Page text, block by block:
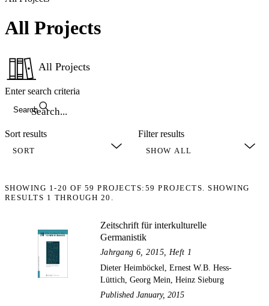
All Projects
All Projects
Search
Enter search criteria
Sort results Filter results
SHOWING 1-20 OF 59 PROJECTS: 59 PROJECTS. SHOWING
RESULTS 1 THROUGH 20.
Zeitschrift für interkulturelle
Germanistik
Jahrgang 6, 2015, Heft 1
Dieter Heimböckel, Ernest W.B. Hess-
Lüttich, Georg Mein, Heinz Sieburg
Published January, 2015